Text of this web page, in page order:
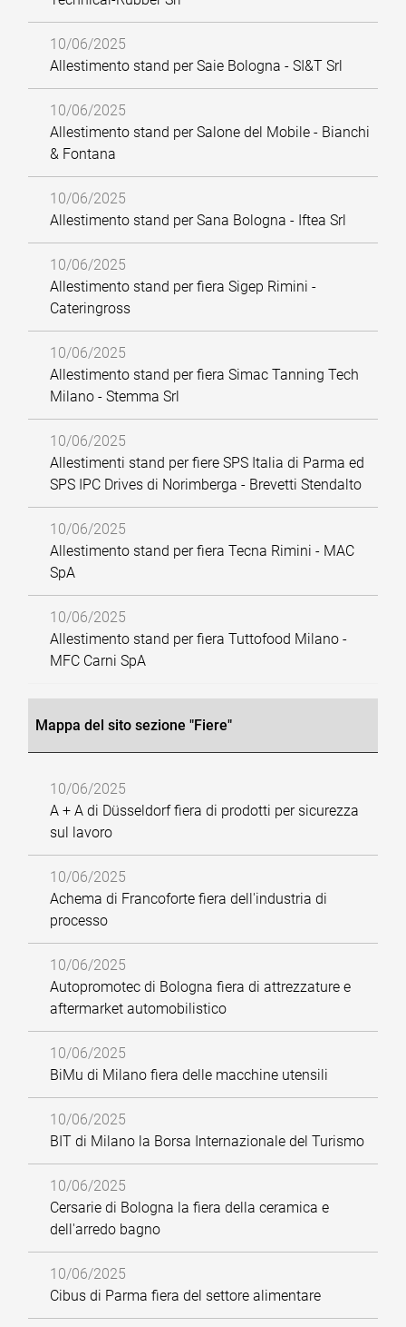
10/06/2025
Allestimento stand per Saie Bologna - SI&T Srl
10/06/2025
Allestimento stand per Salone del Mobile - Bianchi
& Fontana
10/06/2025
Allestimento stand per Sana Bologna - Iftea Srl
10/06/2025
Allestimento stand per fiera Sigep Rimini -
Cateringross
10/06/2025
Allestimento stand per fiera Simac Tanning Tech
Milano - Stemma Srl
10/06/2025
Allestimenti stand per fiere SPS Italia di Parma ed
SPS IPC Drives di Norimberga - Brevetti Stendalto
10/06/2025
Allestimento stand per fiera Tecna Rimini - MAC
SpA
10/06/2025
Allestimento stand per fiera Tuttofood Milano -
MFC Carni SpA
Mappa del sito sezione "Fiere"
10/06/2025
A + A di Düsseldorf fiera di prodotti per sicurezza
sul lavoro
10/06/2025
Achema di Francoforte fiera dell'industria di
processo
10/06/2025
Autopromotec di Bologna fiera di attrezzature e
aftermarket automobilistico
10/06/2025
BiMu di Milano fiera delle macchine utensili
10/06/2025
BIT di Milano la Borsa Internazionale del Turismo
10/06/2025
Cersarie di Bologna la fiera della ceramica e
dell'arredo bagno
10/06/2025
Cibus di Parma fiera del settore alimentare